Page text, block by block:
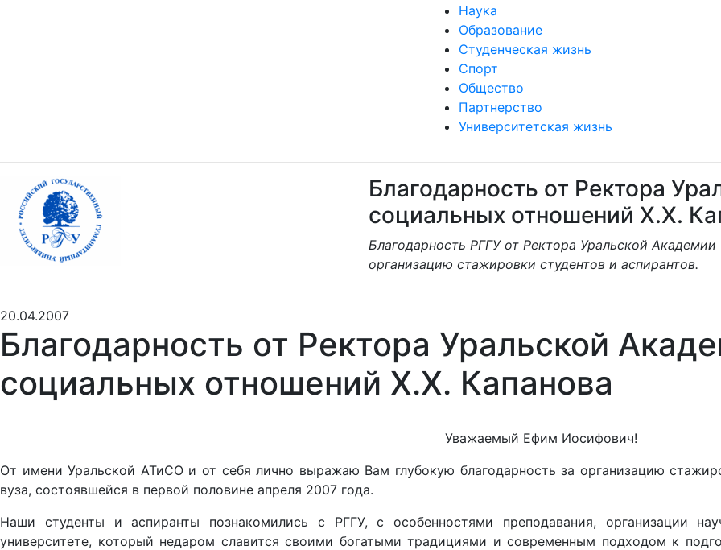
Наука
Образование
Студенческая жизнь
Спорт
Общество
Партнерство
Университетская жизнь
Благодарность от Ректора
социальных отношений Х.Х.
Благодарность РГГУ от Ректора Уральской
организацию стажировки студентов и аспирантов.
20.04.2007
Благодарность от Ректора Уральской
социальных отношений Х.Х. Капанова
Уважаемый Ефим Иосифович!
От имени Уральской АТиСО и от себя лично выражаю Вам глубокую благодарность за организацию
вуза, состоявшейся в первой половине апреля 2007 года.
Наши студенты и аспиранты познакомились с РГГУ, с особенностями преподавания, организации
университете, который недаром славится своими богатыми традициями и современным подходом к